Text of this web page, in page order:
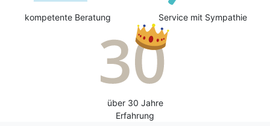
kompetente Beratung Service mit Sympathie
über 30 Jahre
Erfahrung